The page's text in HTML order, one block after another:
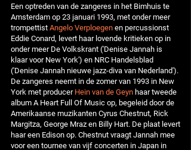
Een optreden van de zangeres in het Bimhuis te
Amsterdam op 23 januari 1993, met onder meer
trompettistAngelo Verploegenen percussionst
Eddie Conard, levert haar lovende kritieken op in
onder meer De Volkskrant ('Denise Jannah is
klaar voor New York') en NRC Handelsblad
('Denise Jannah nieuwe jazz-diva van Nederland').
De zangeres neemt in de zomer van 1993 in New
York met producerHein van de Geynhaar tweede
album A Heart Full Of Music op, begeleid door de
Amerikaanse muzikanten Cyrus Chestnut, Rick
Margitza, George Mraz en Billy Hart. De plaat levert
haar een Edison op. Chestnut vraagt Jannah mee
voor een tournee van vijf concerten in Japan in